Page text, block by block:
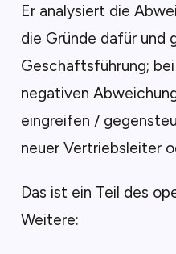
Er analysiert die
die Gründe dafür und
Geschäftsführung;
negativen
eingreifen /
neuer Vertriebsleiter
Das ist ein Teil des
Weitere: